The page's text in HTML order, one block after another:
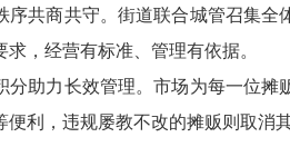
序共商共守。街道联合城管召集
，经营有标准、管理有依据。
分助力长效管理。市场为每一位
便利，违规屡教不改的摊贩则取消